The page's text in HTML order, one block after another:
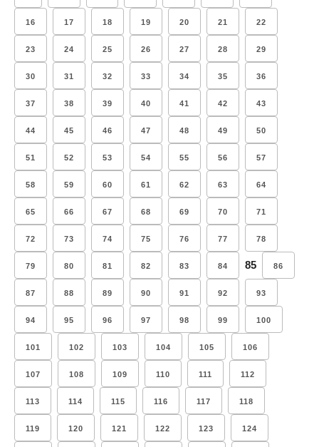
16 17 18 19 20 21 22
23 24 25 26 27 28 29
30 31 32 33 34 35 36
37 38 39 40 41 42 43
44 45 46 47 48 49 50
51 52 53 54 55 56 57
58 59 60 61 62 63 64
65 66 67 68 69 70 71
72 73 74 75 76 77 78
79 80 81 82 83 84 85 86
87 88 89 90 91 92 93
94 95 96 97 98 99 100
101 102 103 104 105 106
107 108 109 110 111 112
113 114 115 116 117 118
119 120 121 122 123 124